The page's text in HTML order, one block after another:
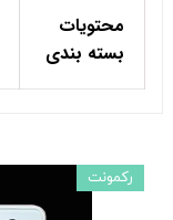
محتویات
بسته بندی
رکمونت